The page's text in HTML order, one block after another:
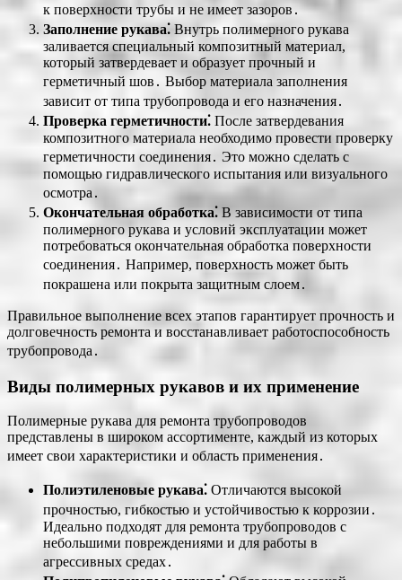
к поверхности трубы и не имеет зазоров․
Заполнение рукава⁚ Внутрь полимерного рукава
заливается специальный композитный материал,
который затвердевает и образует прочный и
герметичный шов․ Выбор материала заполнения
зависит от типа трубопровода и его назначения․
Проверка герметичности⁚ После затвердевания
композитного материала необходимо провести проверку
герметичности соединения․ Это можно сделать с
помощью гидравлического испытания или визуального
осмотра․
Окончательная обработка⁚ В зависимости от типа
полимерного рукава и условий эксплуатации может
потребоваться окончательная обработка поверхности
соединения․ Например, поверхность может быть
покрашена или покрыта защитным слоем․
Правильное выполнение всех этапов гарантирует прочность и
долговечность ремонта и восстанавливает работоспособность
трубопровода․
Виды полимерных рукавов и их применение
Полимерные рукава для ремонта трубопроводов
представлены в широком ассортименте, каждый из которых
имеет свои характеристики и область применения․
Полиэтиленовые рукава⁚ Отличаются высокой
прочностью, гибкостью и устойчивостью к коррозии․
Идеально подходят для ремонта трубопроводов с
небольшими повреждениями и для работы в
агрессивных средах․